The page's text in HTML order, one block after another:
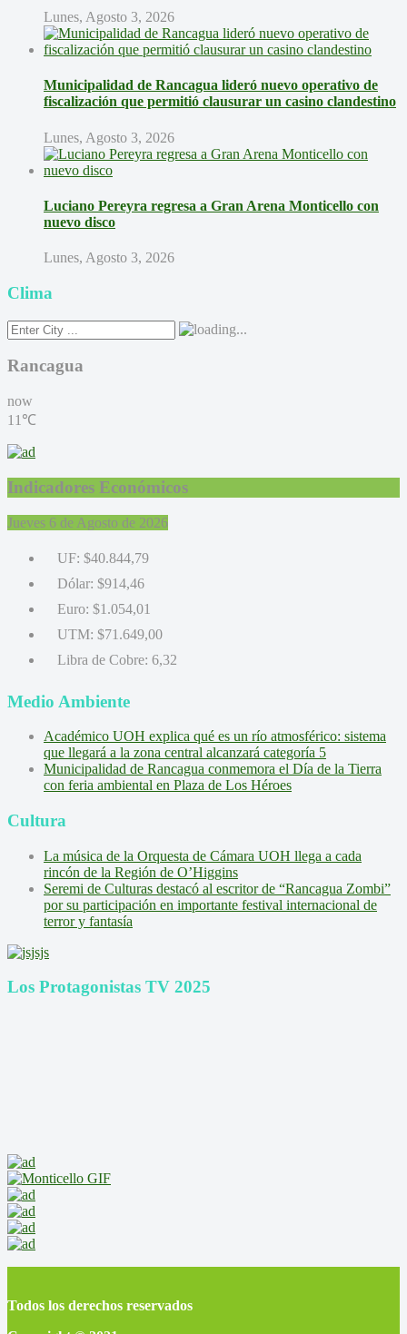
Lunes, Agosto 3, 2026
Municipalidad de Rancagua lideró nuevo operativo de
fiscalización que permitió clausurar un casino clandestino
Lunes, Agosto 3, 2026
Luciano Pereyra regresa a Gran Arena Monticello con
nuevo disco
Lunes, Agosto 3, 2026
Clima
Rancagua
now
11℃
Indicadores Económicos
Jueves 6 de Agosto de 2026
UF: $40.844,79
Dólar: $914,46
Euro: $1.054,01
UTM: $71.649,00
Libra de Cobre: 6,32
Medio Ambiente
Académico UOH explica qué es un río atmosférico: sistema
que llegará a la zona central alcanzará categoría 5
Municipalidad de Rancagua conmemora el Día de la Tierra
con feria ambiental en Plaza de Los Héroes
Cultura
La música de la Orquesta de Cámara UOH llega a cada
rincón de la Región de O’Higgins
Seremi de Culturas destacó al escritor de “Rancagua Zombi”
por su participación en importante festival internacional de
terror y fantasía
Los Protagonistas TV 2025
Todos los derechos reservados